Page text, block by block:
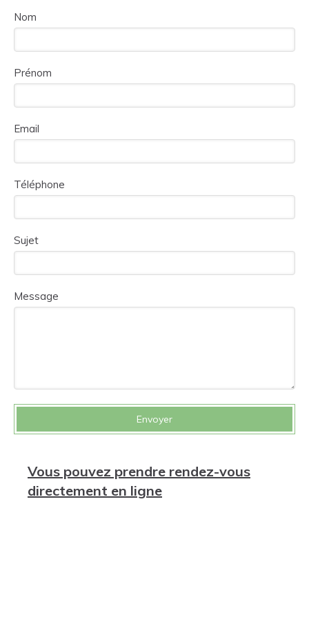
Nom
Prénom
Email
Téléphone
Sujet
Message
Envoyer
Vous pouvez prendre rendez-vous
directement en ligne